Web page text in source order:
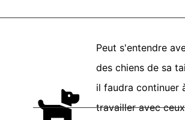
Peut s'entendre
des chiens de sa
il faudra continuer
travailler avec ceux